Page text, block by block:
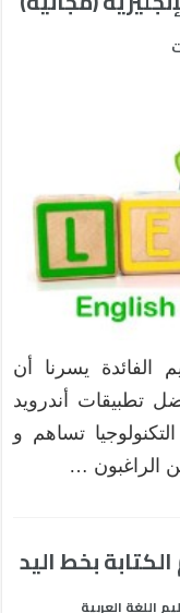
الفائدة يسرنا أن
تطبيقات أندرويد
تساهم و
الراغبون …
بخط اليد
اللغة العربية